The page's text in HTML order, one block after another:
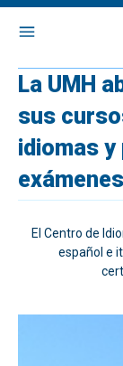
La UMH
sus
idiomas
El Centro de
español e